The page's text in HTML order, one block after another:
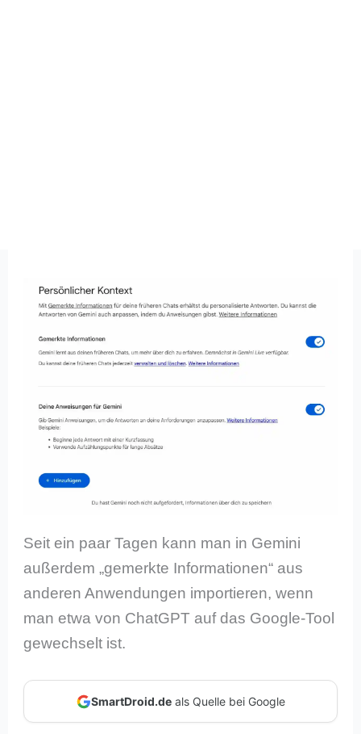
Seit ein paar Tagen kann man in Gemini
außerdem „gemerkte Informationen“ aus
anderen Anwendungen importieren, wenn
man etwa von ChatGPT auf das Google-Tool
gewechselt ist.
SmartDroid.deals Quelle bei Google